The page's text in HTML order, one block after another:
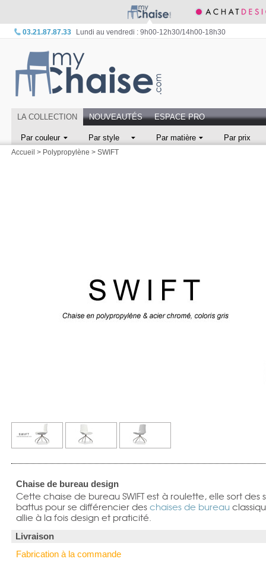
03.21.87.87.33 Lundi au vendredi : 9h00-12h30/14h00-18h30
LA COLLECTION NOUVEAUTÉS ESPACE PRO
Par couleur Par style Par matière Par prix
Accueil > Polypropylène > SWIFT
Chaise de bureau design
Cette chaise de bureau SWIFT est à roulette, elle sort des
battus pour se différencier deschaises de bureau
allie à la fois design et praticité.
Livraison
Fabrication à la commande